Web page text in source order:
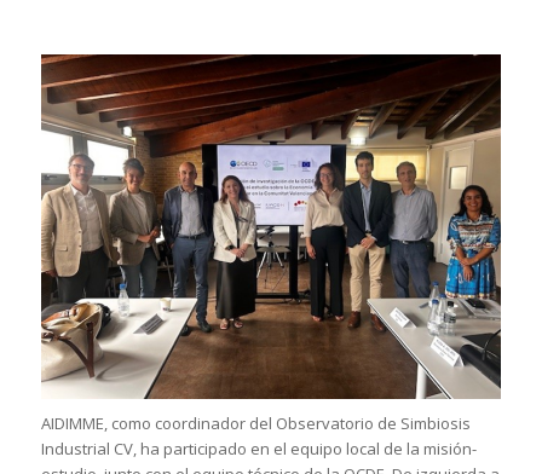
AIDIMME, como coordinador del Observatorio de Simbiosis
Industrial CV, ha participado en el equipo local de la misión-